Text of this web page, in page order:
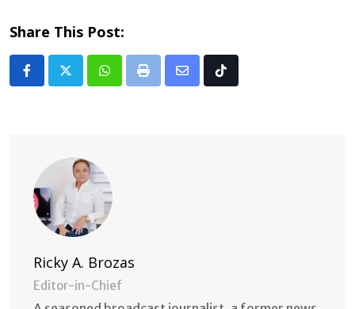
Share This Post:
Whatsapp
Print
Share Tiktok
Ricky A. Brozas
Editor-in-Chief